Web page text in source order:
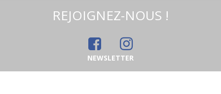
REJOIGNEZ-NOUS !
NEWSLETTER